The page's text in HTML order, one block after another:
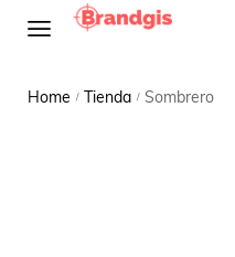
Home / Tienda / Sombrero